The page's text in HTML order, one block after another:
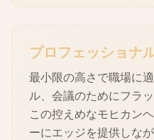
プロフェッショナ
最小限の高さで職場に
ル、会議のためにフラ
この控えめなモヒカン
ーにエッジを提供しな